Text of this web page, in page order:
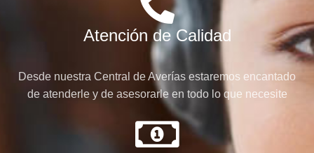
Atención de Calidad
Desde nuestra Central de Averías estaremos encantado
de atenderle y de asesorarle en todo lo que necesite